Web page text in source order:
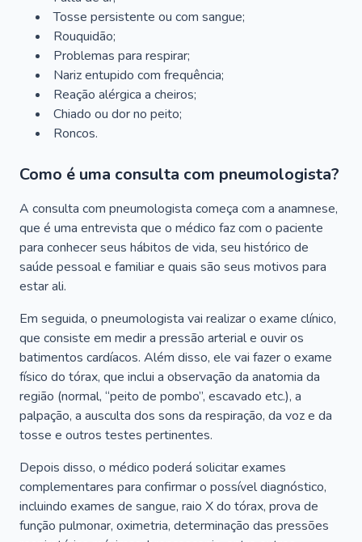
Tosse persistente ou com sangue;
Rouquidão;
Problemas para respirar;
Nariz entupido com frequência;
Reação alérgica a cheiros;
Chiado ou dor no peito;
Roncos.
Como é uma consulta com pneumologista?
A consulta com pneumologista começa com a anamnese,
que é uma entrevista que o médico faz com o paciente
para conhecer seus hábitos de vida, seu histórico de
saúde pessoal e familiar e quais são seus motivos para
estar ali.
Em seguida, o pneumologista vai realizar o exame clínico,
que consiste em medir a pressão arterial e ouvir os
batimentos cardíacos. Além disso, ele vai fazer o exame
físico do tórax, que inclui a observação da anatomia da
região (normal, “peito de pombo”, escavado etc.), a
palpação, a ausculta dos sons da respiração, da voz e da
tosse e outros testes pertinentes.
Depois disso, o médico poderá solicitar exames
complementares para confirmar o possível diagnóstico,
incluindo exames de sangue, raio X do tórax, prova de
função pulmonar, oximetria, determinação das pressões